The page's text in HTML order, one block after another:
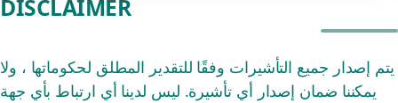
DISCLAIMER
يتم إصدار جميع التأشيرات وفقًا للتقدير المطلق لحكوماتها ، ولا
يمكننا ضمان إصدار أي تأشيرة. ليس لدينا أي ارتباط بأي جهة